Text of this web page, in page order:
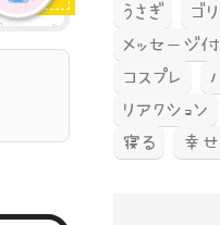
うさぎ
ゴ
メッセージ付
コスプレ
リアクション
寝る
幸せ